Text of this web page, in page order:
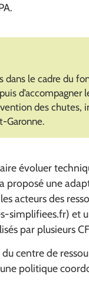
le cadre du
d’accompagner
des chutes,
Garonne.
évoluer
proposé une
acteurs des
simplifiees.fr) et
par plusieurs
centre de
politique